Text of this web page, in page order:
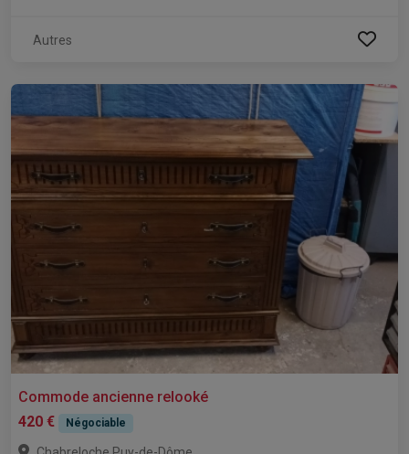
Autres
Commode ancienne relooké
420 €
Négociable